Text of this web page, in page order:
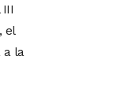
el
a la